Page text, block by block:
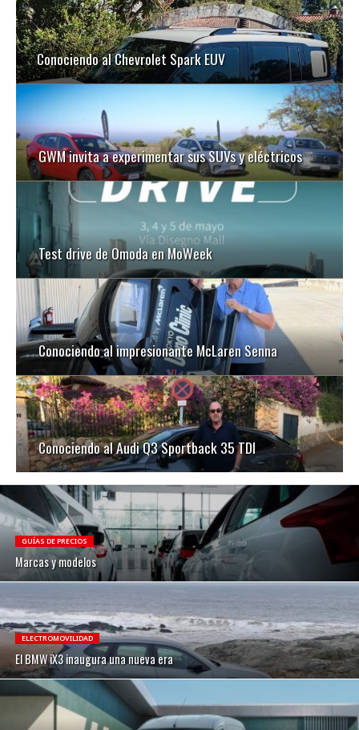
Conociendo al Chevrolet Spark EUV
GWM invita a experimentar sus SUVs y eléctricos
Test drive de Omoda en MoWeek
Conociendo al impresionante McLaren Senna
Conociendo al Audi Q3 Sportback 35 TDI
GUÍAS DE PRECIOS
Marcas y modelos
ELECTROMOVILIDAD
El BMW iX3 inaugura una nueva era